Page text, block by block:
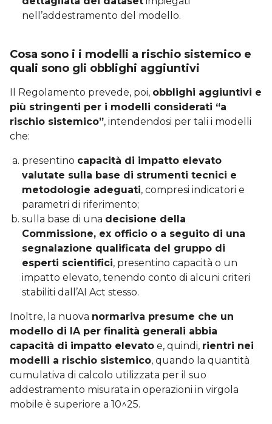
nell’addestramento del modello.
Cosa sono i i modelli a rischio sistemico e
quali sono gli obblighi aggiuntivi
Il Regolamento prevede, poi, obblighi aggiuntivi e
più stringenti per i modelli considerati “a
rischio sistemico”, intendendosi per tali i modelli
che:
presentino capacità di impatto elevato
valutate sulla base di strumenti tecnici e
metodologie adeguati, compresi indicatori e
parametri di riferimento;
sulla base di una decisione della
Commissione, ex officio o a seguito di una
segnalazione qualificata del gruppo di
esperti scientifici, presentino capacità o un
impatto elevato, tenendo conto di alcuni criteri
stabiliti dall’AI Act stesso.
Inoltre, la nuova normariva presume che un
modello di IA per finalità generali abbia
capacità di impatto elevato e, quindi, rientri nei
modelli a rischio sistemico, quando la quantità
cumulativa di calcolo utilizzata per il suo
addestramento misurata in operazioni in virgola
mobile è superiore a 10^25.